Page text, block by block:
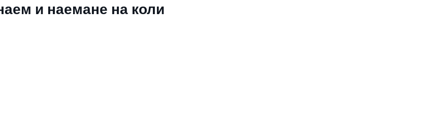
и наемане на коли